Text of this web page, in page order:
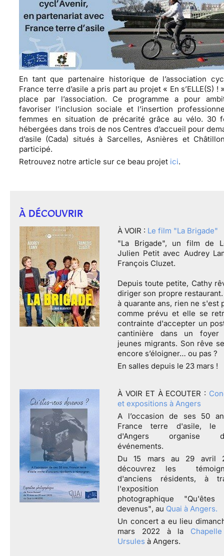
En tant que partenaire historique de l’association
France terre d’asile a pris part au projet « En s’ELLE(S) !
place par l’association. Ce programme a pour
favoriser l’inclusion sociale et l’insertion
femmes en situation de précarité grâce au vélo. 30
hébergées dans trois de nos Centres d’accueil pour
d’asile (Cada) situés à Sarcelles, Asnières et
participé.
Retrouvez notre article sur ce beau projet ici.
À DÉCOUVRIR
À VOIR : Le film "La Brigade"
"La Brigade", un film de
Julien Petit avec Audrey
François Cluzet.
Depuis toute petite, Cathy
diriger son propre
à quarante ans, rien ne s'est
comme prévu et elle se
contrainte d'accepter un
cantinière dans un foyer
jeunes migrants. Son rêve
encore s’éloigner… ou pas ?
En salles depuis le 23 mars !
À VOIR ET À ECOUTER :
et expositions à Angers
A l’occasion de ses 50
France terre d'asile, le
d'Angers organise
événements.
Du15 mars au 29 avril
découvrez les
d'anciens résidents, à
l'exposition
photographique "Qu'êtes
devenus", au Quai à Angers.
Un concert a eu lieu
mars 2022 à la
Ursules à Angers.